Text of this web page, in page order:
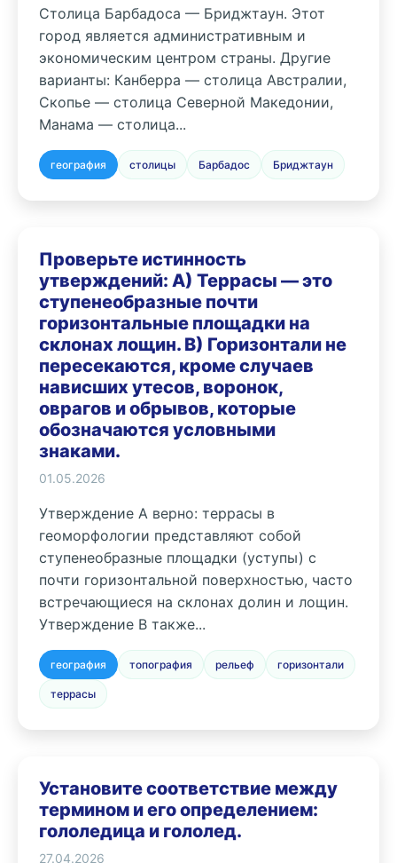
Столица Барбадоса — Бриджтаун. Этот
город является административным и
экономическим центром страны. Другие
варианты: Канберра — столица Австралии,
Скопье — столица Северной Македонии,
Манама — столица...
география столицы Барбадос Бриджтаун
Проверьте истинность
утверждений: А) Террасы — это
ступенеобразные почти
горизонтальные площадки на
склонах лощин. В) Горизонтали не
пересекаются, кроме случаев
нависших утесов, воронок,
оврагов и обрывов, которые
обозначаются условными
знаками.
01.05.2026
Утверждение А верно: террасы в
геоморфологии представляют собой
ступенеобразные площадки (уступы) с
почти горизонтальной поверхностью, часто
встречающиеся на склонах долин и лощин.
Утверждение В также...
география топография рельеф горизонтали
террасы
Установите соответствие между
термином и его определением:
гололедица и гололед.
27.04.2026